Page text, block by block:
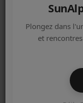
EQUIPE
ARTISTES
NOS PARTENAIRES
Plongez dans
et